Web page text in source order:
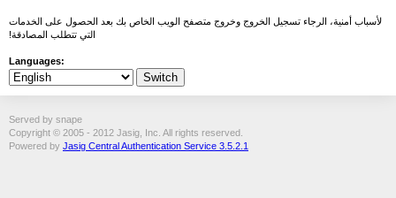
لأسباب أمنية، الرجاء تسجيل الخروج وخروج متصفح الويب الخاص بك بعد الحصول على الخدمات
التي تتطلب المصادقة!
Languages:
Served by snape
Copyright © 2005 - 2012 Jasig, Inc. All rights reserved.
Powered by Jasig Central Authentication Service 3.5.2.1